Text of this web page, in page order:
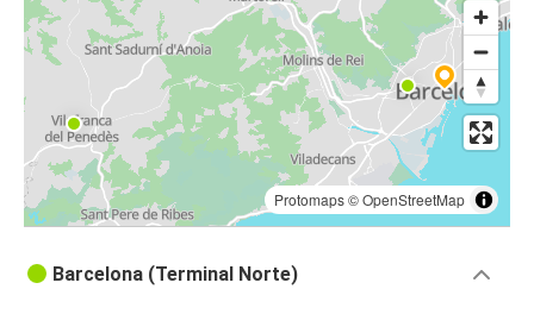
Protomaps©OpenStreetMap
Barcelona (Terminal Norte)